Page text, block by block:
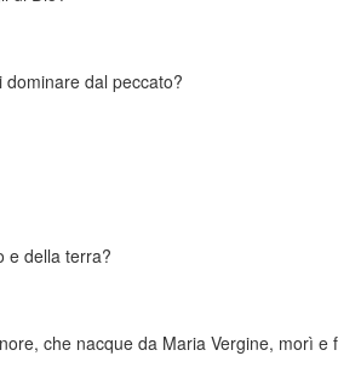
dal peccato?
e della terra?
che nacque da Maria Vergine, morì e